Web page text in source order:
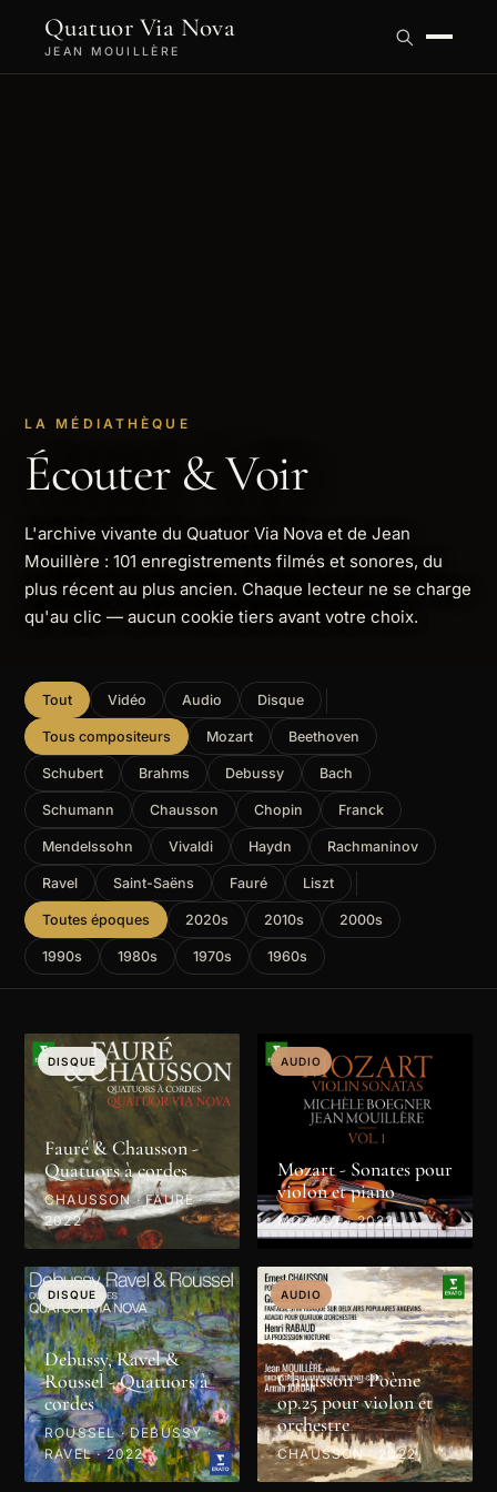
Quatuor Via Nova
JEAN MOUILLÈRE
LA MÉDIATHÈQUE
Écouter & Voir
L'archive vivante du Quatuor Via Nova et de Jean
Mouillère : 101 enregistrements filmés et sonores, du
plus récent au plus ancien. Chaque lecteur ne se charge
qu'au clic — aucun cookie tiers avant votre choix.
Tout Vidéo Audio Disque
Tous compositeurs Mozart Beethoven
Schubert Brahms Debussy Bach
Schumann Chausson Chopin Franck
Mendelssohn Vivaldi Haydn Rachmaninov
Ravel Saint-Saëns Fauré Liszt
Toutes époques 2020s 2010s 2000s
1990s 1980s 1970s 1960s
DISQUE
Fauré & Chausson -
Quatuors à cordes
CHAUSSON · FAURÉ ·
2022
AUDIO
Mozart - Sonates pour
violon et piano
MOZART · 2022
DISQUE
Debussy, Ravel &
Roussel - Quatuors à
cordes
ROUSSEL · DEBUSSY ·
RAVEL · 2022
AUDIO
Chausson - Poème
op.25 pour violon et
orchestre
CHAUSSON · 2022